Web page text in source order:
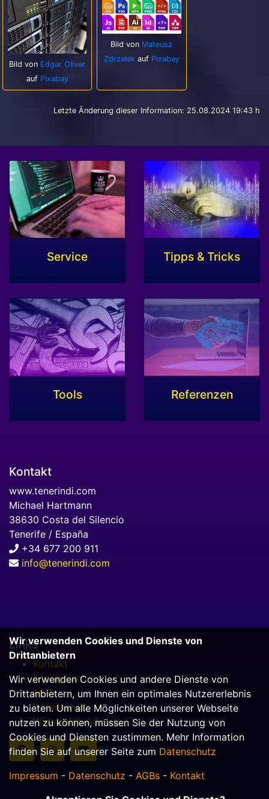
Bild von Edgar Oliver
auf Pixabay
Bild von Mateusz
Zdrzałekauf Pixabay
Letzte Änderung dieser Information: 25.08.2024 19:43 h
Service Tipps & Tricks
Tools Referenzen
Kontakt
www.tenerindi.com
Michael Hartmann
38630 Costa del Silencio
Tenerife / España
+34 677 200 911
info@tenerindi.com
Links
Kontakt
Impressum
AGBs
Datenschutz
Widerrufsbelehrung
Wir verwenden Cookies und Dienste von
Drittanbietern
Wir verwenden Cookies und andere Dienste von
Drittanbietern, um Ihnen ein optimales Nutzererlebnis
zu bieten. Um alle Möglichkeiten unserer Webseite
nutzen zu können, müssen Sie der Nutzung von
Cookies und Diensten zustimmen. Mehr Information
finden Sie auf unserer Seite zum Datenschutz
Impressum - Datenschutz - AGBs - Kontakt